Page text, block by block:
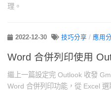
理。
2022-12-30 技巧分享 / 應用
Word 合併列印使用
繼上一篇設定完 Outlook 收發
Word 合併列印功能，從 Excel